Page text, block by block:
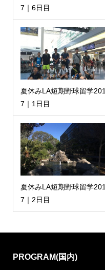
7｜6日目
夏休みLA短期野球留学201
7｜1日目
夏休みLA短期野球留学201
7｜2日目
PROGRAM(国内)